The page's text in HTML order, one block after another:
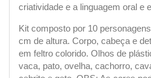
criatividade e a linguagem oral e
Kit composto por 10
cm de altura. Corpo, cabeça e
em feltro colorido. Olhos de
vaca, pato, ovelha, cachorro,